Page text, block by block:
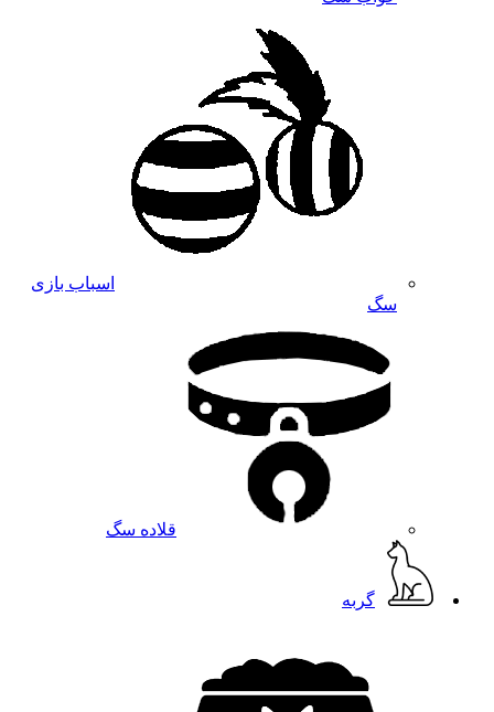
اسباب بازی
سگ
قلاده سگ
گربه